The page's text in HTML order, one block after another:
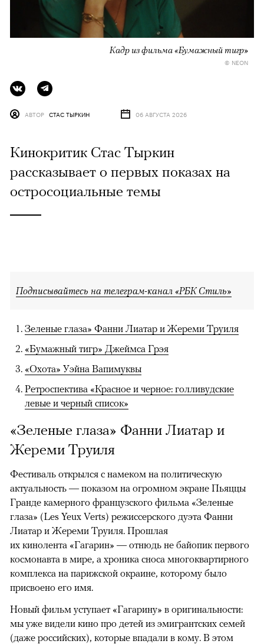
Кадр из фильма «Бумажный тигр»
© NEON
АВТОР СТАС ТЫРКИН 06 АВГУСТА 2026
Кинокритик Стас Тыркин
рассказывает о первых показах на
остросоциальные темы
Подписывайтесь на телеграм-канал «РБК Стиль»
Зеленые глаза» Фанни Лиатар и Жереми Труиля
«Бумажный тигр» Джеймса Грэя
«Охота» Уэйна Вапимуквы
Ретроспектива «Красное и черное: голливудские
левые и черный список»
«Зеленые глаза» Фанни Лиатар и
Жереми Труиля
Фестиваль открылся с намеком на политическую
актуальность — показом на огромном экране Пьяццы
Гранде камерного французского фильма «Зеленые
глаза» (Les Yeux Verts) режиссерского дуэта Фанни
Лиатар и Жереми Труиля. Прошлая
их кинолента «Гагарин» — отнюдь не байопик первого
космонавта в мире, а хроника сноса многоквартирного
комплекса на парижской окраине, которому было
присвоено его имя.
Новый фильм уступает «Гагарину» в оригинальности:
мы уже видели кино про детей из эмигрантских семей
(даже российских), которые впадали в кому. В этом